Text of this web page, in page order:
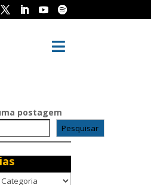

postagem
Pesquisar